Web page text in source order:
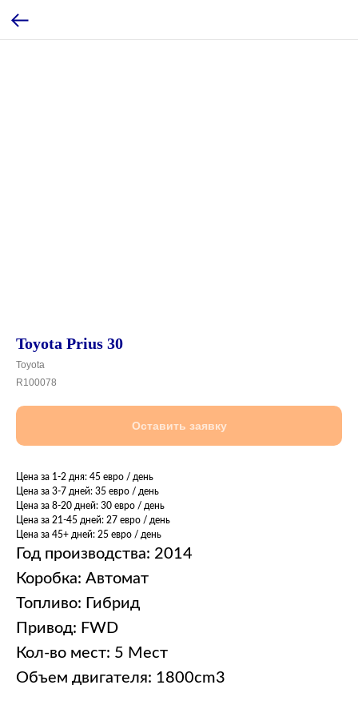
Toyota Prius 30
Toyota
R100078
Оставить заявку
Цена за 1-2 дня: 45 евро / день
Цена за 3-7 дней: 35 евро / день
Цена за 8-20 дней: 30 евро / день
Цена за 21-45 дней: 27 евро / день
Цена за 45+ дней: 25 евро / день
Год производства: 2014
Коробка: Автомат
Топливо: Гибрид
Привод: FWD
Кол-во мест: 5 Мест
Объем двигателя: 1800cm3